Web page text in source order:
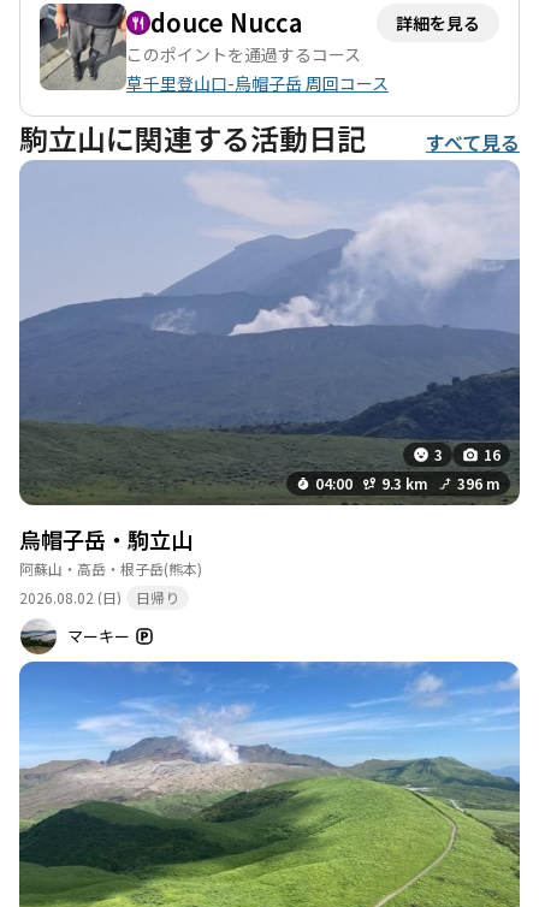
douce Nucca
詳細を見る
このポイントを通過するコース
草千里登山口-烏帽子岳 周回コース
駒立山に関連する活動日記 すべて見る
3
16
04:00
9.3 km 396 m
烏帽子岳・駒立山
阿蘇山・高岳・根子岳(熊本)
2026.08.02 (日)
日帰り
マーキー